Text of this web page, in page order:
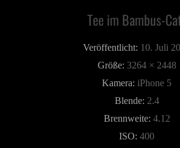
Tee im Bambus-
Veröffentlicht: 10. Juli
Größe: 3264 × 2448
Kamera: iPhone 5
Blende: 2.4
Brennweite: 4.12
ISO: 400